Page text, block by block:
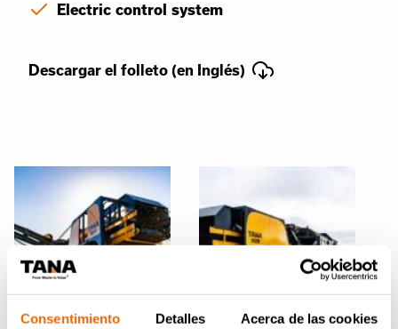
Consentimiento Detalles Acerca de las cookies
Electric control system
Descargar el folleto (en Inglés)